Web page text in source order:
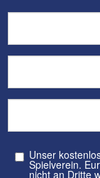
Unser kostenloser Newsletter
Spielverein. Eure eingegebenen
nicht an Dritte